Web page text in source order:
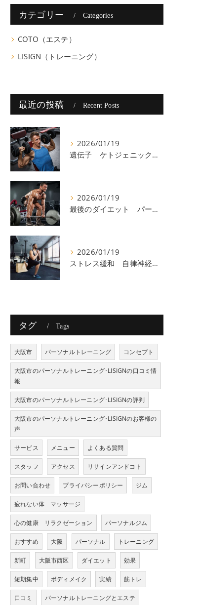
カテゴリー Categories
COTO（エステ）
LISIGN（トレーニング）
最近の投稿 Recent Posts
2026/01/19
遺伝子 ケトジェニック 八尾
2026/01/19
最後のダイエット パーソナルトレーニング 八尾
2026/01/19
ストレス緩和 自律神経 八尾
タグ Tags
大阪市 パーソナルトレーニング コンセプト
大阪市のパーソナルトレーニング･LISIGNの口コミ情
報
大阪市のパーソナルトレーニング･LISIGNの評判
大阪市のパーソナルトレーニング･LISIGNのお客様の
声
サービス メニュー よくある質問
スタッフ アクセス リサインアンドコト
お問い合わせ プライバシーポリシー ジム
疲れない体 マッサージ
心の健康 リラクゼーション パーソナルジム
おすすめ 大阪 パーソナル トレーニング
新町 大阪市西区 ダイエット 効果
短期集中 ボディメイク 実績 筋トレ
口コミ パーソナルトレーニングとエステ